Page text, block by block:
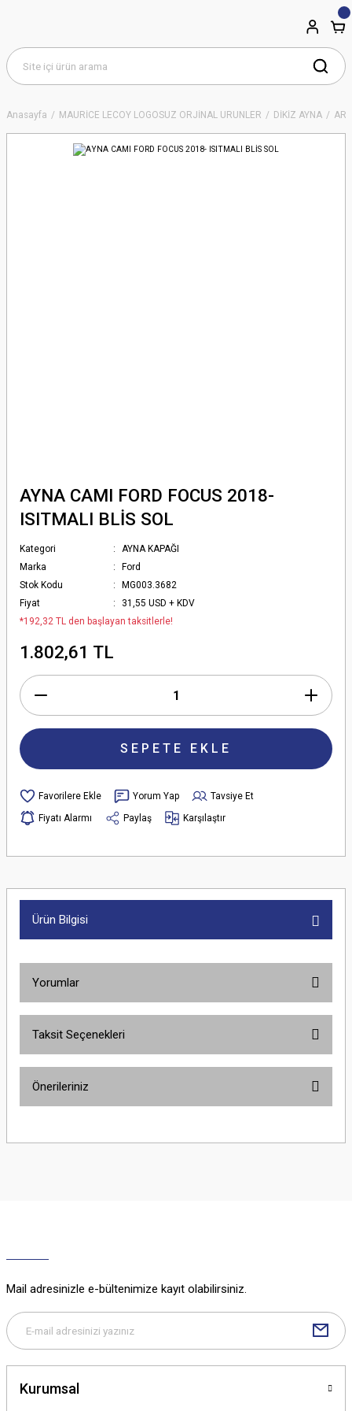
Anasayfa MAURİCE LECOY LOGOSUZ ORJİNAL ÜRÜNLER DİKİZ AYNA
AYNA CAMI FORD FOCUS 2018-
ISITMALI BLİS SOL
Kategori
AYNA KAPAĞI
Marka
Ford
Stok Kodu
MG003.3682
Fiyat
31,55 USD + KDV
*192,32 TL den başlayan taksitlerle!
1.802,61 TL
SEPETE EKLE
Yorum Yap
Tavsiye Et
Fiyatı Alarmı
Paylaş Karşılaştır
Ürün Bilgisi
Yorumlar
Taksit Seçenekleri
Önerileriniz
yetersiz gördüğünüz noktaları öneri formunu kullanarak tarafımıza
Bu ürüne benzer farklı alternatifler olmalı.
Mail adresinizle e-bültenimize kayıt olabilirsiniz.
Kurumsal